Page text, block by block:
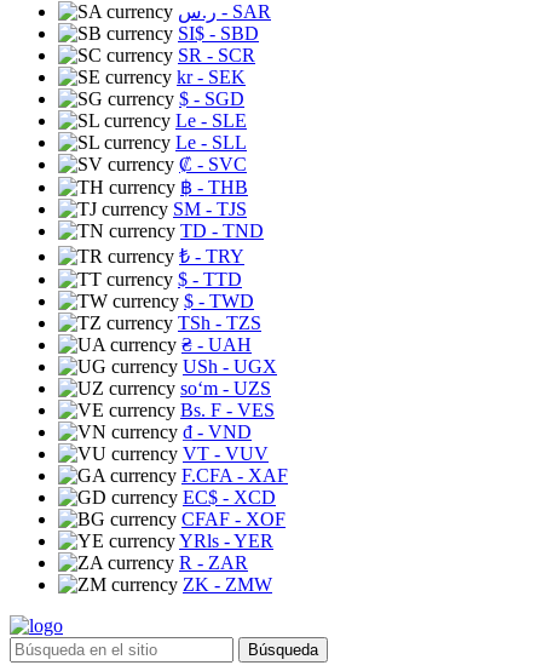
ر.س - SAR
SI$ - SBD
SR - SCR
kr- SEK
$ - SGD
Le - SLE
Le - SLL
₡ - SVC
฿ - THB
ЅМ - TJS
TD - TND
₺ - TRY
$ - TTD
$ - TWD
TSh - TZS
₴ - UAH
USh - UGX
soʻm - UZS
Bs. F - VES
₫ - VND
VT - VUV
F.CFA - XAF
EC$ - XCD
CFAF - XOF
YRls - YER
R - ZAR
ZK - ZMW
Búsqueda